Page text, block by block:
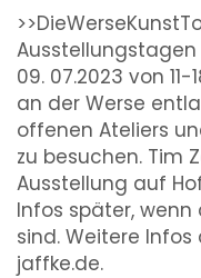
09. 07.2023 von
an der Werse
offenen Ateliers
zu besuchen. Tim
Ausstellung auf
Infos später,
sind. Weitere
jaffke.de.